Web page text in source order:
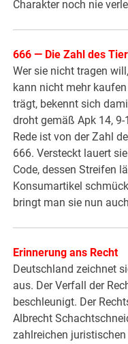
Charakter noch nie
666 — Die Zahl des
Wer sie nicht tragen
kann nicht mehr
trägt, bekennt sich
droht gemäß Apk 14,
Rede ist von der Zahl
666. Versteckt lauert
Code, dessen Streifen
Konsumartikel
bringt man sie nun
Erinnerung ans Recht
Deutschland zeichnet
aus. Der Verfall der
beschleunigt. Der
Albrecht
zahlreichen